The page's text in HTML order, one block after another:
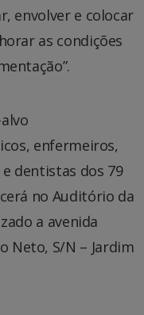
envolver e colocar
as condições
enfermeiros,
dentistas dos 79
no Auditório da
a avenida
Neto, S/N – Jardim